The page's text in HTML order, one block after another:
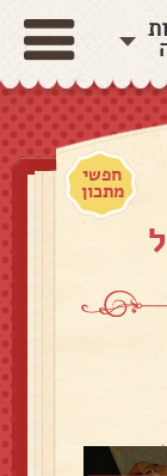
חפשי
מתכון